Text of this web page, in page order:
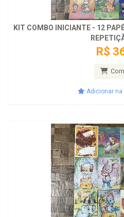
KIT COMBO INICIANTE - 12
R$
Adicionar